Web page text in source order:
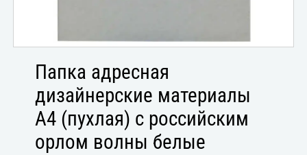
Папка адресная
дизайнерские материалы
А4 (пухлая) с российским
орлом волны белые